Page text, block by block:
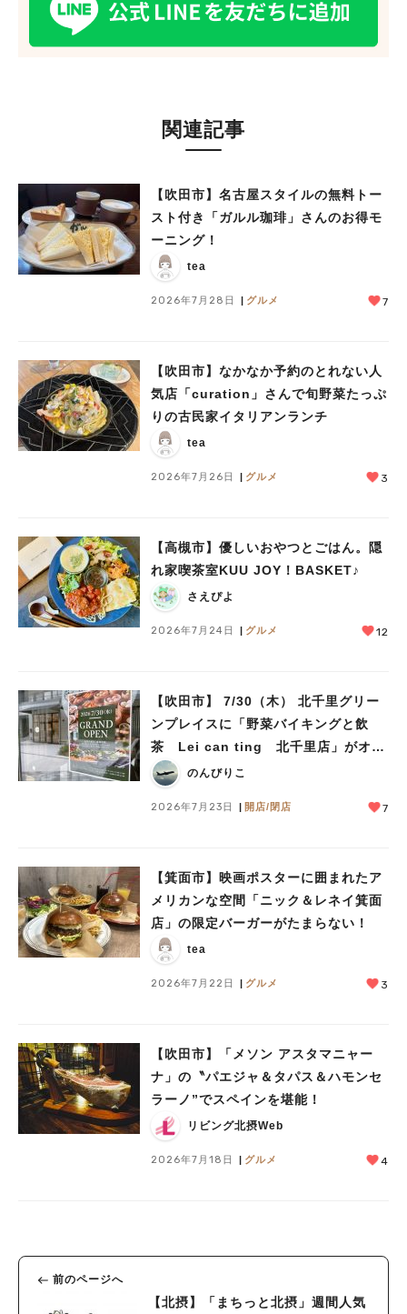
関連記事
【吹田市】名古屋スタイルの無料トー
スト付き「ガルル珈琲」さんのお得モ
ーニング！
tea
2026年7月28日 グルメ 7
【吹田市】なかなか予約のとれない人
気店「curation」さんで旬野菜たっぷ
りの古民家イタリアンランチ
tea
2026年7月26日 グルメ 3
【高槻市】優しいおやつとごはん。隠
れ家喫茶室KUU JOY！BASKET♪
さえぴよ
2026年7月24日 グルメ 12
【吹田市】 7/30（木） 北千里グリー
ンプレイスに「野菜バイキングと飲
茶 Lei can ting 北千里店」がオー
プン予定！
のんびりこ
2026年7月23日 開店/閉店 7
【箕面市】映画ポスターに囲まれたア
メリカンな空間「ニック＆レネイ箕面
店」の限定バーガーがたまらない！
tea
2026年7月22日 グルメ 3
【吹田市】「メソン アスタマニャー
ナ」の〝パエジャ＆タパス＆ハモンセ
ラーノ”でスペインを堪能！
リビング北摂Web
2026年7月18日 グルメ 4
前のページへ
【北摂】「まちっと北摂」週間人気
#あなたはどっち？